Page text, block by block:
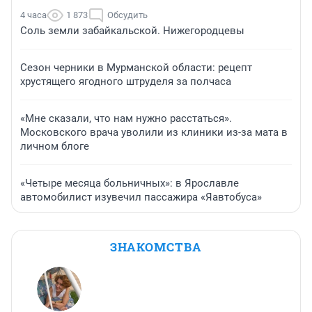
4 часа 1 873 Обсудить
Соль земли забайкальской. Нижегородцевы
Сезон черники в Мурманской области: рецепт
хрустящего ягодного штруделя за полчаса
«Мне сказали, что нам нужно расстаться».
Московского врача уволили из клиники из-за мата в
личном блоге
«Четыре месяца больничных»: в Ярославле
автомобилист изувечил пассажира «Яавтобуса»
ЗНАКОМСТВА